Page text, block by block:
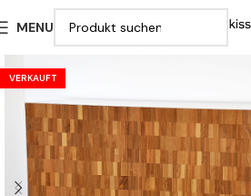
MENU
VERKAUFT